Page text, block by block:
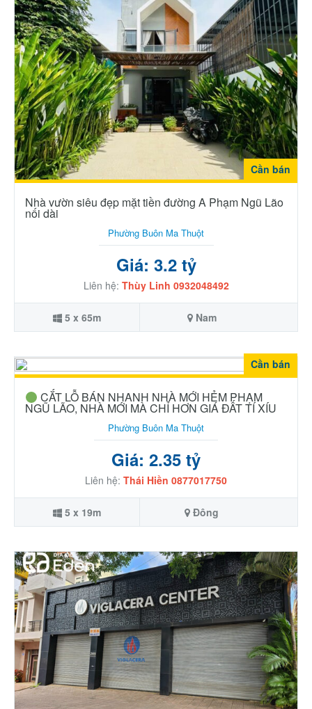
Cần bán
Nhà vườn siêu đẹp mặt tiền đường A Phạm Ngũ Lão
nối dài
Phường Buôn Ma Thuột
Giá: 3.2 tỷ
Liên hệ: Thùy Linh 0932048492
5 x 65m Nam
Cần bán
CẮT LỖ BÁN NHANH NHÀ MỚI HẺM PHẠM
NGŨ LÃO, NHÀ MỚI MÀ CHỈ HƠN GIÁ ĐẤT TÍ XÍU
Phường Buôn Ma Thuột
Giá: 2.35 tỷ
Liên hệ: Thái Hiền 0877017750
5 x 19m Đông